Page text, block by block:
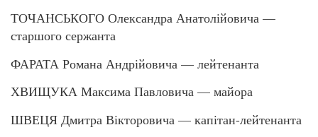
ТОЧАНСЬКОГО Олександра Анатолійовича —
старшого сержанта
ФАРАТА Романа Андрійовича — лейтенанта
ХВИЩУКА Максима Павловича — майора
ШВЕЦЯ Дмитра Вікторовича — капітан-лейтенанта